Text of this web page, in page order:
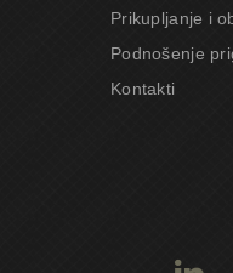
Prikupljanje i
Podnošenje
Kontakti